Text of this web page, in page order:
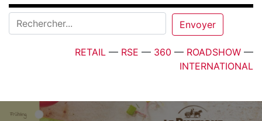
RETAIL — RSE — 360 — ROADSHOW —
INTERNATIONAL